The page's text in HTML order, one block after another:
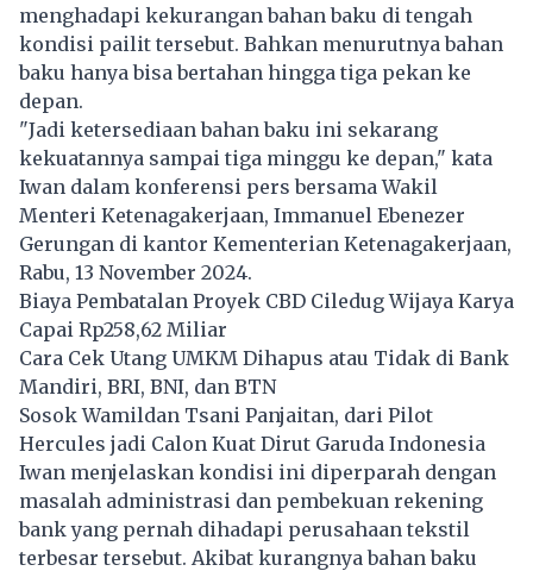
menghadapi kekurangan bahan baku di tengah
kondisi pailit tersebut. Bahkan menurutnya bahan
baku hanya bisa bertahan hingga tiga pekan ke
depan.
"Jadi ketersediaan bahan baku ini sekarang
kekuatannya sampai tiga minggu ke depan," kata
Iwan dalam konferensi pers bersama Wakil
Menteri Ketenagakerjaan, Immanuel Ebenezer
Gerungan di kantor Kementerian Ketenagakerjaan,
Rabu, 13 November 2024.
Biaya Pembatalan Proyek CBD Ciledug Wijaya Karya
Capai Rp258,62 Miliar
Cara Cek Utang UMKM Dihapus atau Tidak di Bank
Mandiri, BRI, BNI, dan BTN
Sosok Wamildan Tsani Panjaitan, dari Pilot
Hercules jadi Calon Kuat Dirut Garuda Indonesia
Iwan menjelaskan kondisi ini diperparah dengan
masalah administrasi dan pembekuan rekening
bank yang pernah dihadapi perusahaan tekstil
terbesar tersebut. Akibat kurangnya bahan baku